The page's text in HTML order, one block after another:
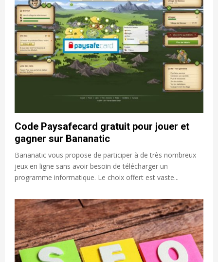
Code Paysafecard gratuit pour jouer et
gagner sur Bananatic
Bananatic vous propose de participer à de très nombreux
jeux en ligne sans avoir besoin de télécharger un
programme informatique. Le choix offert est vaste...